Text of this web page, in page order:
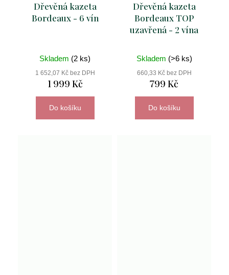
Dřevěná kazeta
Bordeaux - 6 vín
Skladem (2 ks)
1 652,07 Kč bez DPH
1 999 Kč
Do košíku
Dřevěná kazeta
Bordeaux TOP
uzavřená - 2 vína
Skladem (>6 ks)
660,33 Kč bez DPH
799 Kč
Do košíku